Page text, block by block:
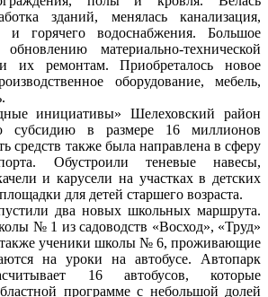
зданий, менялась канализация,
и горячего водоснабжения. Большое
материально-технической
их ремонтам. Приобреталось новое
оборудование, мебель,
инициативы» Шелеховский район
субсидию в размере 16 миллионов
средств также была направлена в сферу
Обустроили теневые навесы,
и карусели на участках в детских
для детей старшего возраста.
два новых школьных маршрута.
№ 1 из садоводств «Восход», «Труд»
также ученики школы № 6, проживающие
на уроки на автобусе. Автопарк
16 автобусов, которые
программе с небольшой долей